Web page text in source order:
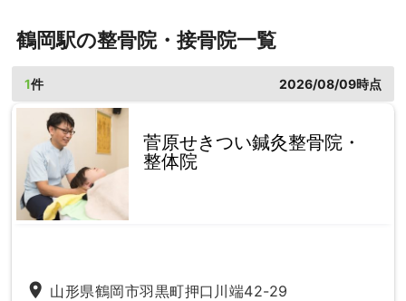
鶴岡駅の整骨院・接骨院一覧
1件 2026/08/09時点
菅原せきつい鍼灸整骨院・
整体院
place 山形県鶴岡市羽黒町押口川端42-29